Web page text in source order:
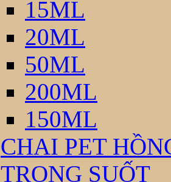
15ML
20ML
50ML
200ML
150ML
CHAI PET
TRONG SUỐT